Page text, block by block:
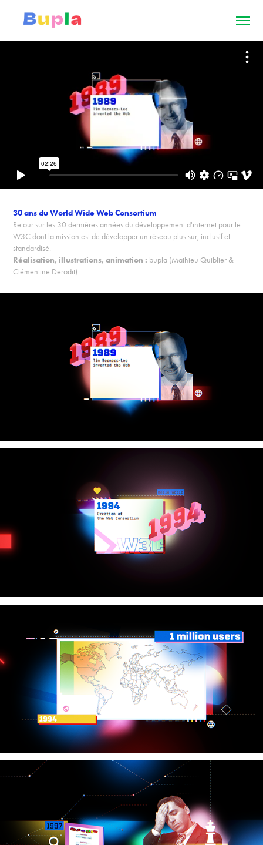
30 ans du World Wide Web Consortium
Retour sur les 30 dernières années du développement d'internet pour le
W3C dont la mission est de développer un réseau plus sur, inclusif et
standardisé.
Réalisation, illustrations, animation : bupla (Mathieu Quiblier &
Clémentine Derodit).